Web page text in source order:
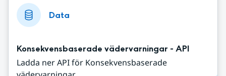
Data
Konsekvensbaserade vädervarningar - API
Ladda ner API för Konsekvensbaserade